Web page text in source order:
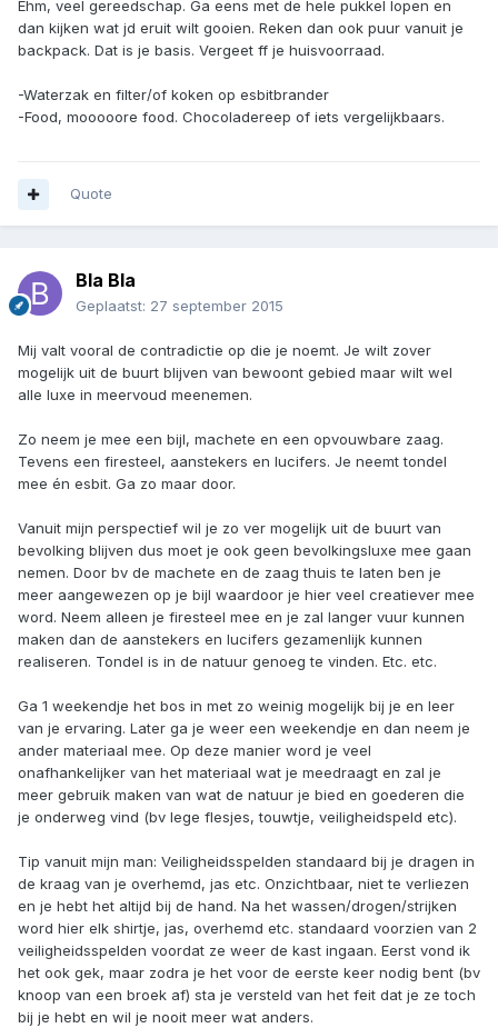
Ehm, veel gereedschap. Ga eens met de hele pukkel lopen en
dan kijken wat jd eruit wilt gooien. Reken dan ook puur vanuit je
backpack. Dat is je basis. Vergeet ff je huisvoorraad.
-Waterzak en filter/of koken op esbitbrander
-Food, mooooore food. Chocoladereep of iets vergelijkbaars.
Quote
Bla Bla
Geplaatst: 27 september 2015
Mij valt vooral de contradictie op die je noemt. Je wilt zover
mogelijk uit de buurt blijven van bewoont gebied maar wilt wel
alle luxe in meervoud meenemen.
Zo neem je mee een bijl, machete en een opvouwbare zaag.
Tevens een firesteel, aanstekers en lucifers. Je neemt tondel
mee én esbit. Ga zo maar door.
Vanuit mijn perspectief wil je zo ver mogelijk uit de buurt van
bevolking blijven dus moet je ook geen bevolkingsluxe mee gaan
nemen. Door bv de machete en de zaag thuis te laten ben je
meer aangewezen op je bijl waardoor je hier veel creatiever mee
word. Neem alleen je firesteel mee en je zal langer vuur kunnen
maken dan de aanstekers en lucifers gezamenlijk kunnen
realiseren. Tondel is in de natuur genoeg te vinden. Etc. etc.
Ga 1 weekendje het bos in met zo weinig mogelijk bij je en leer
van je ervaring. Later ga je weer een weekendje en dan neem je
ander materiaal mee. Op deze manier word je veel
onafhankelijker van het materiaal wat je meedraagt en zal je
meer gebruik maken van wat de natuur je bied en goederen die
je onderweg vind (bv lege flesjes, touwtje, veiligheidspeld etc).
Tip vanuit mijn man: Veiligheidsspelden standaard bij je dragen in
de kraag van je overhemd, jas etc. Onzichtbaar, niet te verliezen
en je hebt het altijd bij de hand. Na het wassen/drogen/strijken
word hier elk shirtje, jas, overhemd etc. standaard voorzien van 2
veiligheidsspelden voordat ze weer de kast ingaan. Eerst vond ik
het ook gek, maar zodra je het voor de eerste keer nodig bent (bv
knoop van een broek af) sta je versteld van het feit dat je ze toch
bij je hebt en wil je nooit meer wat anders.